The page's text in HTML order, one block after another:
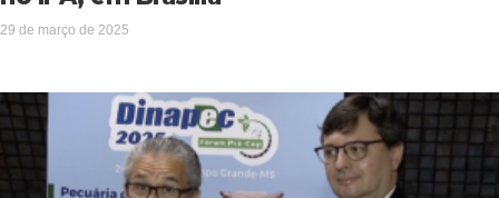
29 de março de 2025